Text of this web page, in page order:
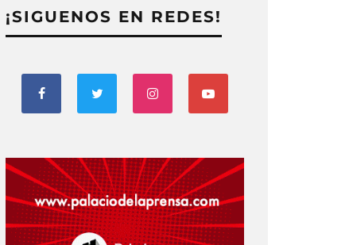
¡SIGUENOS EN REDES!